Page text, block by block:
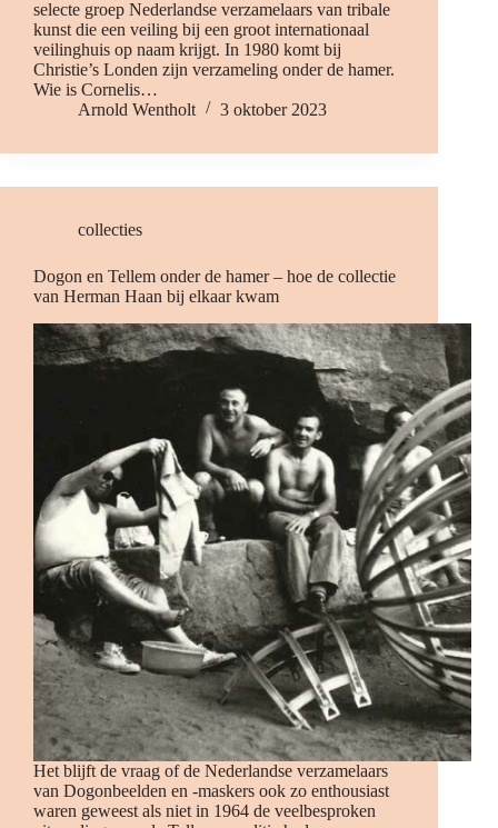
selecte groep Nederlandse verzamelaars van tribale
kunst die een veiling bij een groot internationaal
veilinghuis op naam krijgt. In 1980 komt bij
Christie’s Londen zijn verzameling onder de hamer.
Wie is Cornelis…
Arnold Wentholt
3 oktober 2023
collecties
Dogon en Tellem onder de hamer – hoe de collectie
van Herman Haan bij elkaar kwam
Het blijft de vraag of de Nederlandse verzamelaars
van Dogonbeelden en -maskers ook zo enthousiast
waren geweest als niet in 1964 de veelbesproken